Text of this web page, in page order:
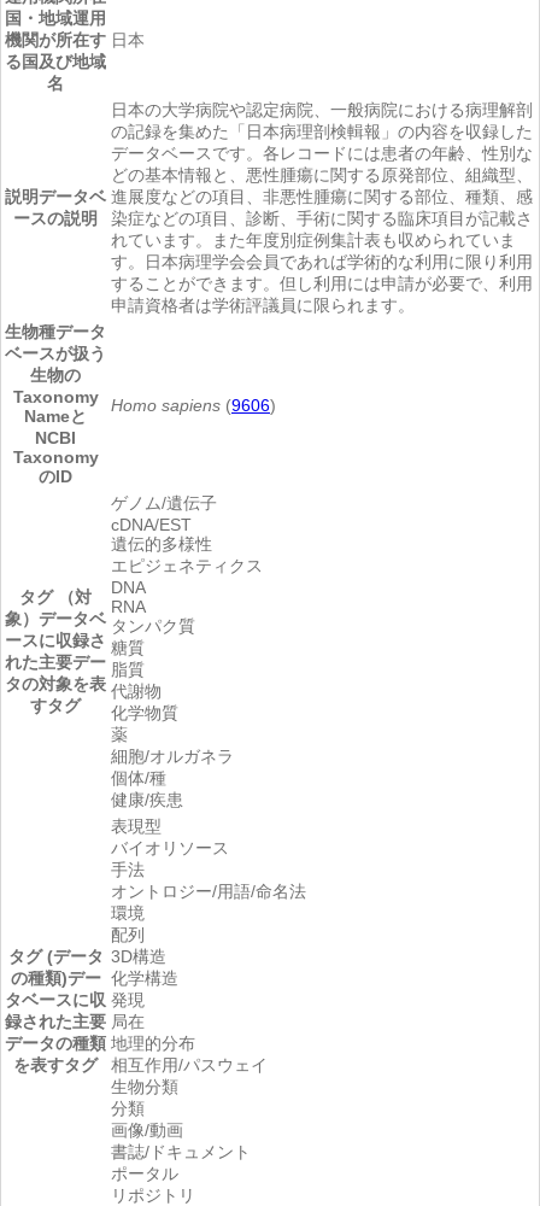
国・地域運用
機関が所在す
る国及び地域
名
日本
説明データベ
ースの説明
日本の大学病院や認定病院、一般病院における病理解剖
の記録を集めた「日本病理剖検輯報」の内容を収録した
データベースです。各レコードには患者の年齢、性別な
どの基本情報と、悪性腫瘍に関する原発部位、組織型、
進展度などの項目、非悪性腫瘍に関する部位、種類、感
染症などの項目、診断、手術に関する臨床項目が記載さ
れています。また年度別症例集計表も収められていま
す。日本病理学会会員であれば学術的な利用に限り利用
することができます。但し利用には申請が必要で、利用
申請資格者は学術評議員に限られます。
生物種データ
ベースが扱う
生物の
Taxonomy
Nameと
NCBI
Taxonomy
のID
Homo sapiens (9606)
タグ （対
象） データベ
ースに収録さ
れた主要デー
タの対象を表
すタグ
ゲノム/遺伝子
cDNA/EST
遺伝的多様性
エピジェネティクス
DNA
RNA
タンパク質
糖質
脂質
代謝物
化学物質
薬
細胞/オルガネラ
個体/種
健康/疾患
タグ (データ
の種類)デー
タベースに収
録された主要
データの種類
を表すタグ
表現型
バイオリソース
手法
オントロジー/用語/命名法
環境
配列
3D構造
化学構造
発現
局在
地理的分布
相互作用/パスウェイ
生物分類
分類
画像/動画
書誌/ドキュメント
ポータル
リポジトリ